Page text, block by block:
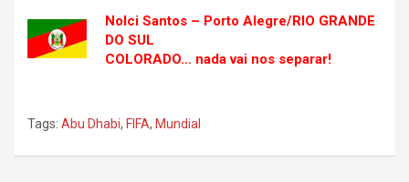
Nolci Santos – Porto Alegre/RIO GRANDE
DO SUL
COLORADO… nada vai nos separar!
Tags: Abu Dhabi, FIFA, Mundial